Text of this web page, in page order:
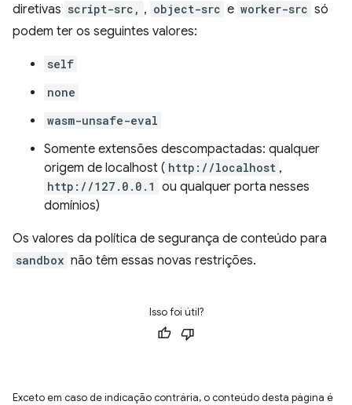
diretivas script-src, , object-src e worker-src só
podem ter os seguintes valores:
self
none
wasm-unsafe-eval
Somente extensões descompactadas: qualquer
origem de localhost ( http://localhost ,
http://127.0.0.1 ou qualquer porta nesses
domínios)
Os valores da política de segurança de conteúdo para
sandbox não têm essas novas restrições.
Isso foi útil?
Exceto em caso de indicação contrária, o conteúdo desta página é